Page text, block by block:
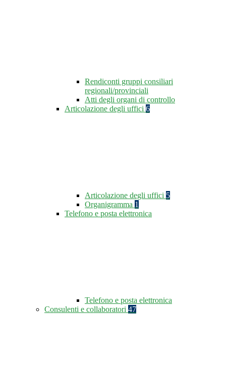
Rendiconti gruppi consiliari
regionali/provinciali
Atti degli organi di controllo
Articolazione degli uffici 6
Articolazione degli uffici 5
Organigramma 1
Telefono e posta elettronica
Telefono e posta elettronica
Consulenti e collaboratori 47